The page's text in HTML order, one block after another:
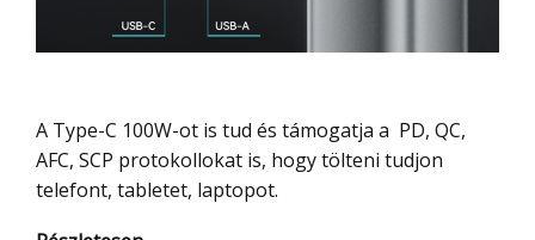
A Type-C 100W-ot is tud és támogatja a PD, QC,
AFC, SCP protokollokat is, hogy tölteni tudjon
telefont, tabletet, laptopot.